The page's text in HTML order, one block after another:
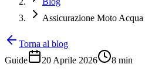
Assicurazione Moto Acqua
Torna al blog
Guide
20 Aprile 2026 8 min